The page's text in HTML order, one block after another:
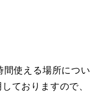
間使える場所につい
ておりますので、